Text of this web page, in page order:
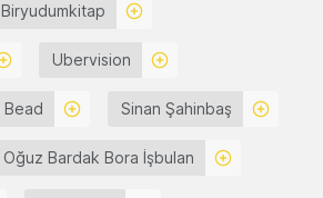
Biryudumkitap
Ubervision
Bead Sinan Şahinbaş
Oğuz Bardak Bora İşbulan